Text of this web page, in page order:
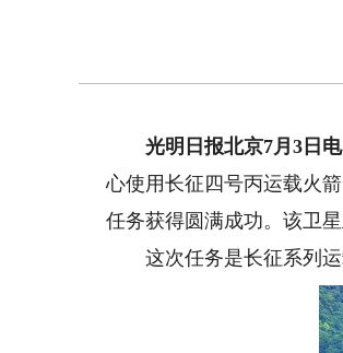
光明日报北京7月3日
心使用长征四号丙运载火
任务获得圆满成功。该卫
这次任务是长征系列运